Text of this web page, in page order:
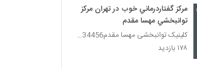
مركز گفتاردرماني خوب در تهران مركز
توانبخشي مهسا مقدم
کلینیک توانبخشی مهسا مقدم09357734456
۱۷۸ بازدید